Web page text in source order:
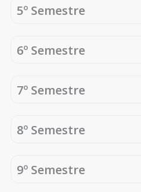
5º Semestre
6º Semestre
7º Semestre
8º Semestre
9º Semestre